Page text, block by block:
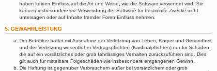
haben keinen Einfluss auf die Art und Weise, wie die Software verwendet wird. Sie
können insbesondere die Verwendung der Software für bestimmte Zwecke nicht
untersagen oder auf Inhalte fremder Foren Einfluss nehmen.
5. GEWÄHRLEISTUNG
Der Betreiber haftet mit Ausnahme der Verletzung von Leben, Körper und Gesundheit
und der Verletzung wesentlicher Vertragspflichten (Kardinalpflichten) nur für Schäden,
die auf ein vorsätzliches oder grob fahrlässiges Verhalten zurückzuführen sind. Dies
gilt auch für mittelbare Folgeschäden wie insbesondere entgangenen Gewinn.
Die Haftung ist gegenüber Verbrauchern außer bei vorsätzlichem oder grob